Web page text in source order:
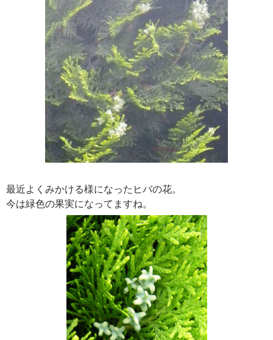
最近よくみかける様になったヒバの花。
今は緑色の果実になってますね。